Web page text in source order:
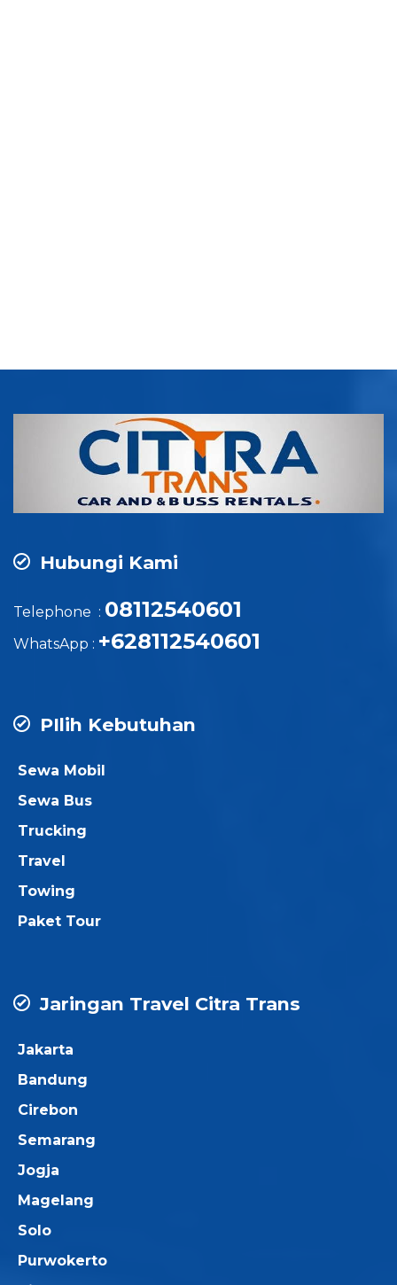
Hubungi Kami
Telephone : 08112540601
WhatsApp : +628112540601
PIlih Kebutuhan
Sewa Mobil
Sewa Bus
Trucking
Travel
Towing
Paket Tour
Jaringan Travel Citra Trans
Jakarta
Bandung
Cirebon
Semarang
Jogja
Magelang
Solo
Purwokerto